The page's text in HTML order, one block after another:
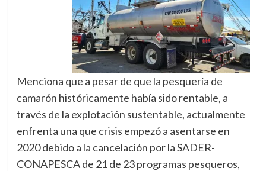
Menciona que a pesar de que la pesquería de
camarón históricamente había sido rentable, a
través de la explotación sustentable, actualmente
enfrenta una que crisis empezó a asentarse en
2020 debido a la cancelación por la SADER-
CONAPESCA de 21 de 23 programas pesqueros,